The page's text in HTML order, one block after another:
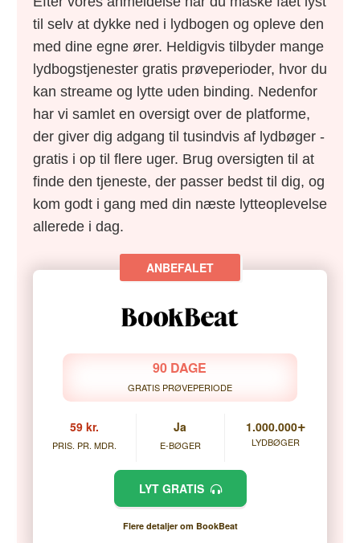
til selv at dykke ned i lydbogen og opleve den
med dine egne ører. Heldigvis tilbyder mange
lydbogstjenester gratis prøveperioder, hvor du
kan streame og lytte uden binding. Nedenfor
har vi samlet en oversigt over de platforme,
der giver dig adgang til tusindvis af lydbøger -
gratis i op til flere uger. Brug oversigten til at
finde den tjeneste, der passer bedst til dig, og
kom godt i gang med din næste lytteoplevelse
allerede i dag.
90 DAGE
GRATIS PRØVEPERIODE
59 kr.
PRIS. PR. MDR.
Ja
E-BØGER
1.000.000+
LYDBØGER
LYT GRATIS
Flere detaljer om BookBeat